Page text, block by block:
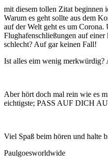
mit diesem tollen Zitat beginnen
Warum es geht sollte aus dem
auf der Welt geht es um Corona.
Flughafenschließungen auf
schlecht? Auf gar keinen Fall!
Ist alles eim wenig merkwürdig?
Aber hört doch mal rein wie es
eichtigste; PASS AUF DICH
Viel Spaß beim hören und halte
Paulgoesworldwide